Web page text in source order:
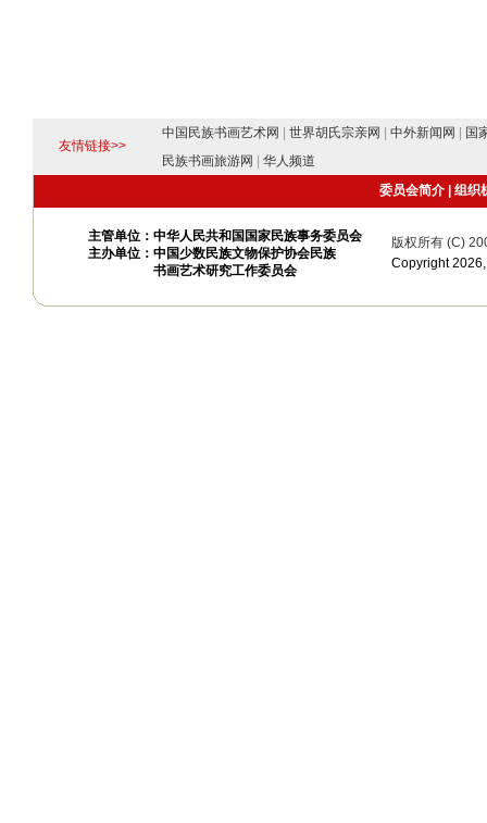
友情链接>>
中国民族书画艺术网 世界胡氏宗亲网 中外新闻网
国
民族书画旅游网
华人频道
委员会简介
组织
主管单位：中华人民共和国国家民族事务委员会
主办单位：中国少数民族文物保护协会民族
书画艺术研究工作委员会
版权所有 (C)
Copyright